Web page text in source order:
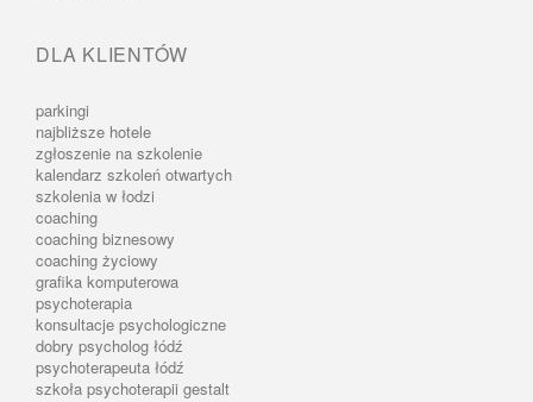
DLA KLIENTÓW
parkingi
najbliższe hotele
zgłoszenie na szkolenie
kalendarz szkoleń otwartych
szkolenia w łodzi
coaching
coaching biznesowy
coaching życiowy
grafika komputerowa
psychoterapia
konsultacje psychologiczne
dobry psycholog łódź
psychoterapeuta łódź
szkoła psychoterapii gestalt